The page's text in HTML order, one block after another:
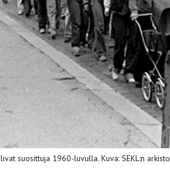
suosittuja 1960-luvulla. Kuva: SEKL:n arkisto